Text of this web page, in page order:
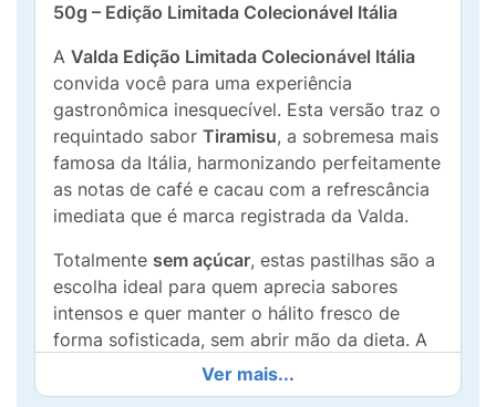
50g – Edição Limitada Colecionável Itália
A Valda Edição Limitada Colecionável Itália
convida você para uma experiência
gastronômica inesquecível. Esta versão traz o
requintado sabor Tiramisu, a sobremesa mais
famosa da Itália, harmonizando perfeitamente
as notas de café e cacau com a refrescância
imediata que é marca registrada da Valda.
Totalmente sem açúcar, estas pastilhas são a
escolha ideal para quem aprecia sabores
intensos e quer manter o hálito fresco de
forma sofisticada, sem abrir mão da dieta. A
lata metálica de 50g possui um design
premium com as cores da bandeira italiana e
Ver mais...